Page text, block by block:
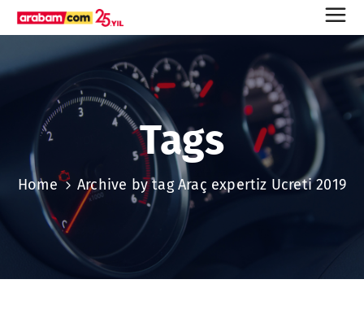
Tags
Home Archive by tag Araç expertiz Ucreti 2019